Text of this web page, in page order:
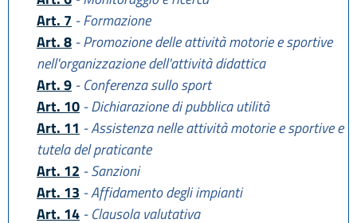
Art. 7 - Formazione
Art. 8 - Promozione delle attività motorie e sportive
nell'organizzazione dell'attività didattica
Art. 9 - Conferenza sullo sport
Art. 10 - Dichiarazione di pubblica utilità
Art. 11 - Assistenza nelle attività motorie e sportive e
tutela del praticante
Art. 12 - Sanzioni
Art. 13 - Affidamento degli impianti
Art. 14 - Clausola valutativa